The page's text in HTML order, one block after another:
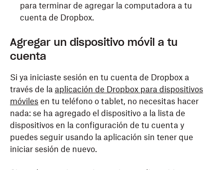
para terminar de agregar la computadora a tu
cuenta de Dropbox.
Agregar un dispositivo móvil a tu
cuenta
Si ya iniciaste sesión en tu cuenta de Dropbox a
través de la aplicación de Dropbox para dispositivos
móviles en tu teléfono o tablet, no necesitas hacer
nada: se ha agregado el dispositivo a la lista de
dispositivos en la configuración de tu cuenta y
puedes seguir usando la aplicación sin tener que
iniciar sesión de nuevo.